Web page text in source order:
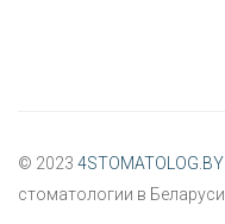
© 2023 4STOMATOLOG.BY
стоматологии в Беларуси